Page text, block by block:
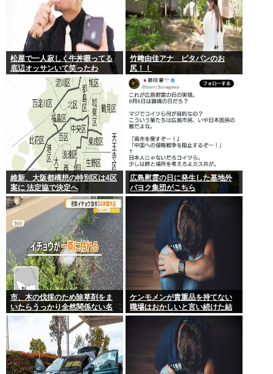
松屋で一人寂しく牛丼啜ってる
底辺オッサンいて笑ったわ
竹﨑由佳アナ ピタパンのお
尻！！
維新、大阪都構想の特別区は4区
案に 法定協で決定へ
広島慰霊の日に発生した基地外
パヨク集団がこちら
市、木の伐採のため除草剤をま
いたらうっかり全然関係ない名
物イチョウ並木道54本を全滅さ
せてしまう(・ω<)
ケンモメンが貴重品を持てない
職場はおかしいと言い続けた結
果 ルールが変わり始めた件